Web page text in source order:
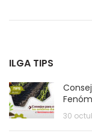
ILGA TIPS
30